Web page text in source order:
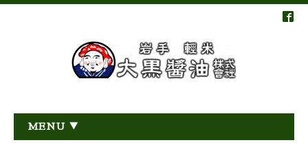
MENU ▼